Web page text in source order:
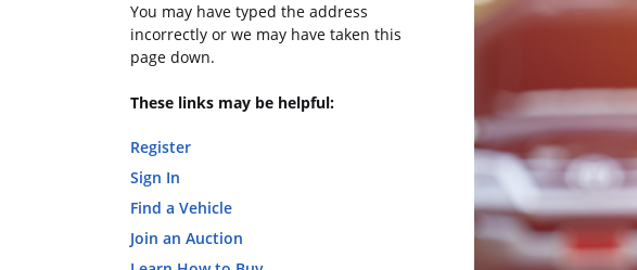
You may have typed the address
incorrectly or we may have taken this
page down.
These links may be helpful:
Register
Sign In
Find a Vehicle
Join an Auction